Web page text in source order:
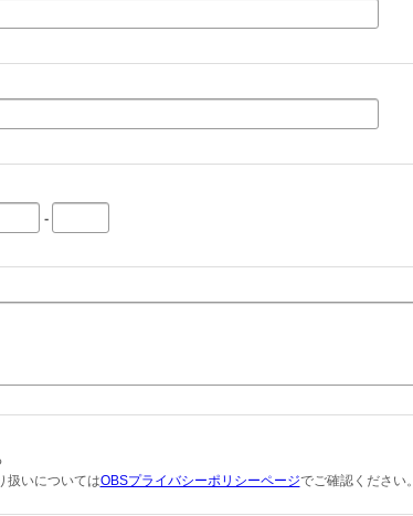
-
扱いについてはOBSプライバシーポリシーページでご確認ください。